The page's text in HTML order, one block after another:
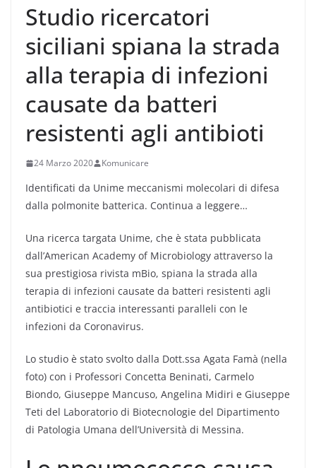
Studio ricercatori
siciliani spiana la strada
alla terapia di infezioni
causate da batteri
resistenti agli antibioti
24 Marzo 2020 Komunicare
Identificati da Unime meccanismi molecolari di difesa
dalla polmonite batterica. Continua a leggere…
Una ricerca targata Unime, che è stata pubblicata
dall’American Academy of Microbiology attraverso la
sua prestigiosa rivista mBio, spiana la strada alla
terapia di infezioni causate da batteri resistenti agli
antibiotici e traccia interessanti paralleli con le
infezioni da Coronavirus.
Lo studio è stato svolto dalla Dott.ssa Agata Famà (nella
foto) con i Professori Concetta Beninati, Carmelo
Biondo, Giuseppe Mancuso, Angelina Midiri e Giuseppe
Teti del Laboratorio di Biotecnologie del Dipartimento
di Patologia Umana dell’Università di Messina.